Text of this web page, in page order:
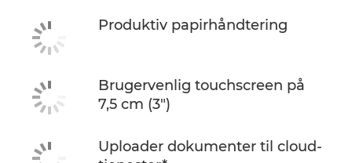
Produktiv papirhåndtering
Brugervenlig touchscreen på
7,5 cm (3")
Uploader dokumenter til cloud-